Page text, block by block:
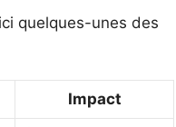
quelques-unes des
Impact